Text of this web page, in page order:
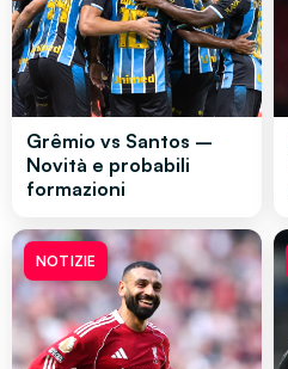
Grêmio vs Santos –
Novità e probabili
formazioni
NOTIZIE